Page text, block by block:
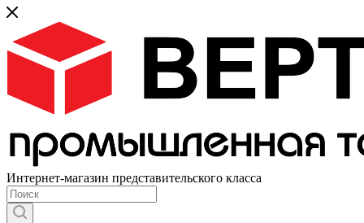
Интернет-магазин представительского класса